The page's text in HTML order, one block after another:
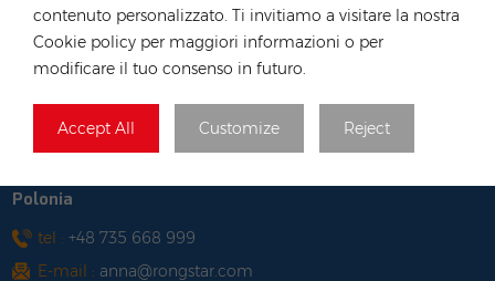
contenuto personalizzato. Ti invitiamo a visitare la nostra
Cookie policy per maggiori informazioni o per
modificare il tuo consenso in futuro.
Accept All Customize Reject
tel :+84 522 038 896
E-mail :vn@rongstar.com
Phu Nhuan District, HoChi
Magazzino :
Polonia
tel : +48 735 668 999
E-mail : anna@rongstar.com